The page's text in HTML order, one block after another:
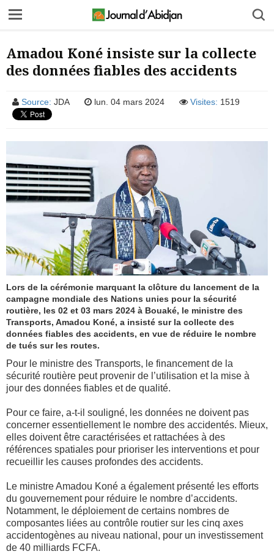
Amadou Koné insiste sur la collecte
des données fiables des accidents
Source: JDA lun. 04 mars 2024 Visites: 1519
Lors de la cérémonie marquant la clôture du lancement de la
campagne mondiale des Nations unies pour la sécurité
routière, les 02 et 03 mars 2024 à Bouaké, le ministre des
Transports, Amadou Koné, a insisté sur la collecte des
données fiables des accidents, en vue de réduire le nombre
de tués sur les routes.
Pour le ministre des Transports, le financement de la
sécurité routière peut provenir de l’utilisation et la mise à
jour des données fiables et de qualité.
Pour ce faire, a-t-il souligné, les données ne doivent pas
concerner essentiellement le nombre des accidentés. Mieux,
elles doivent être caractérisées et rattachées à des
références spatiales pour prioriser les interventions et pour
recueillir les causes profondes des accidents.
Le ministre Amadou Koné a également présenté les efforts
du gouvernement pour réduire le nombre d’accidents.
Notamment, le déploiement de certains nombres de
composantes liées au contrôle routier sur les cinq axes
accidentogènes au niveau national, pour un investissement
de 40 milliards FCFA.